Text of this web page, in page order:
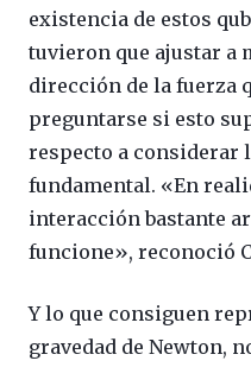
existencia de estos
tuvieron que ajustar a
dirección de la fuerza
preguntarse si esto
respecto a considerar
fundamental. «En
interacción bastante
funcione», reconoció
Y lo que consiguen
gravedad de Newton,